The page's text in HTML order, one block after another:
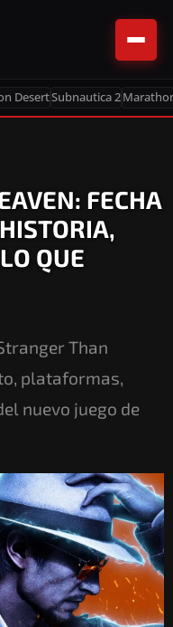
DesertSubnautica 2
FECHA
QUE
Than
plataformas,
nuevo juego de